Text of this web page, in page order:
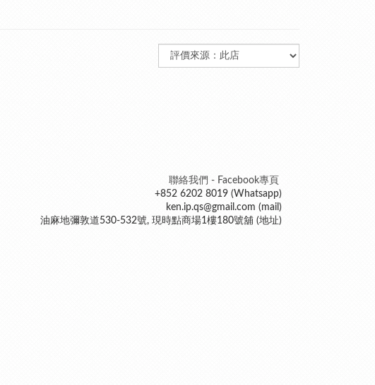
聯絡我們 - Facebook專頁
+852 6202 8019 (Whatsapp)
ken.ip.qs@gmail.com (mail)
油麻地彌敦道530-532號, 現時點商場1樓180號舖 (地址)